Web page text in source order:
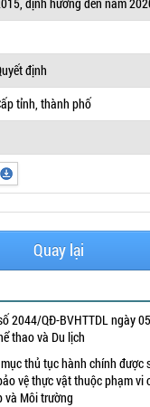
định
tỉnh, thành phố
Quay lại
2044/QĐ-BVHTTDL ngày
thao và Du lịch
thủ tục hành chính được
vệ thực vật thuộc phạm vi
và Môi trường